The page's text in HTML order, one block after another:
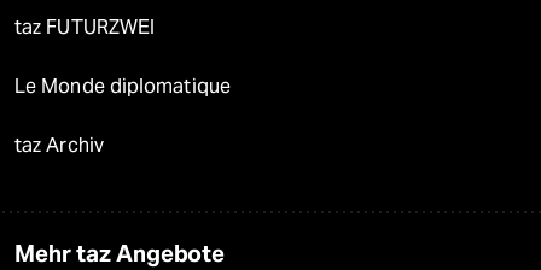
taz FUTURZWEI
Le Monde diplomatique
taz Archiv
Mehr taz Angebote